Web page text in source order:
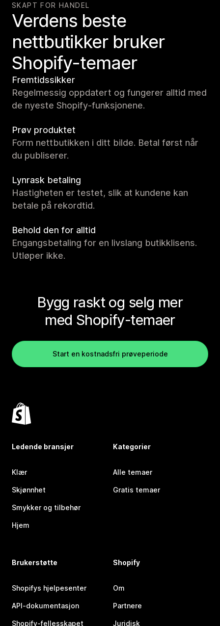
SKAPT FOR HANDEL
Verdens beste
nettbutikker bruker
Shopify-temaer
Fremtidssikker
Regelmessig oppdatert og fungerer alltid med
de nyeste Shopify-funksjonene.
Prøv produktet
Form nettbutikken i ditt bilde. Betal først når
du publiserer.
Lynrask betaling
Hastigheten er testet, slik at kundene kan
betale på rekordtid.
Behold den for alltid
Engangsbetaling for en livslang butikklisens.
Utløper ikke.
Bygg raskt og selg mer
med Shopify-temaer
Start en kostnadsfri prøveperiode
Ledende bransjer
Klær
Skjønnhet
Smykker og tilbehør
Hjem
Kategorier
Alle temaer
Gratis temaer
Brukerstøtte
Shopifys hjelpesenter
API-dokumentasjon
Shopify-fellesskapet
Shopify
Om
Partnere
Juridisk